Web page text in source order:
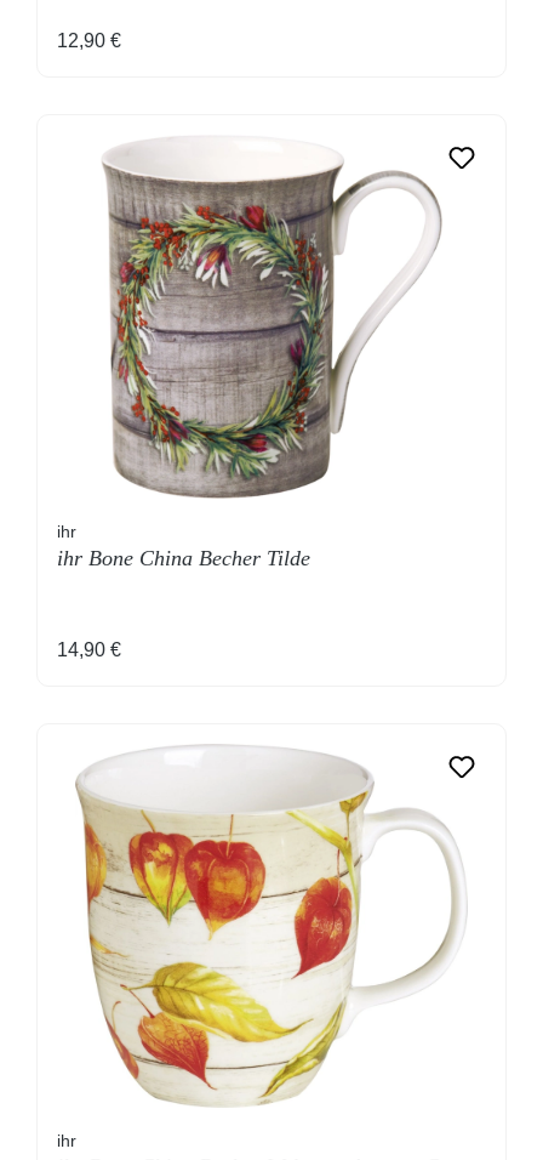
Regulärer Preis:
12,90 €
ihr
ihr Bone China Becher Tilde
Regulärer Preis:
14,90 €
ihr